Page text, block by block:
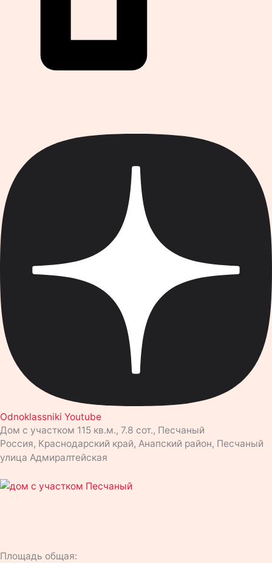
Odnoklassniki Youtube
Дом с участком 115 кв.м., 7.8 сот., Песчаный
Россия, Краснодарский край, Анапский район, Песчаный
улица Адмиралтейская
Площадь общая: